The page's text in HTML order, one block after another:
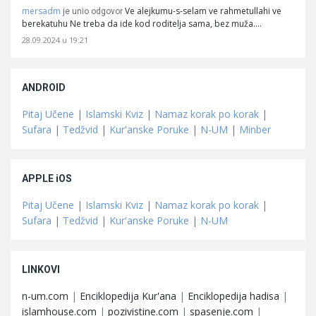
mersadm je unio odgovor Ve alejkumu-s-selam ve rahmetullahi ve
berekatuhu Ne treba da ide kod roditelja sama, bez muža.…
28.09.2024 u 19:21
ANDROID
Pitaj Učene | Islamski Kviz | Namaz korak po korak |
Sufara | Tedžvid | Kur'anske Poruke | N-UM | Minber
APPLE iOS
Pitaj Učene | Islamski Kviz | Namaz korak po korak |
Sufara | Tedžvid | Kur'anske Poruke | N-UM
LINKOVI
n-um.com | Enciklopedija Kur'ana | Enciklopedija hadisa |
islamhouse.com | pozivistine.com | spasenje.com |